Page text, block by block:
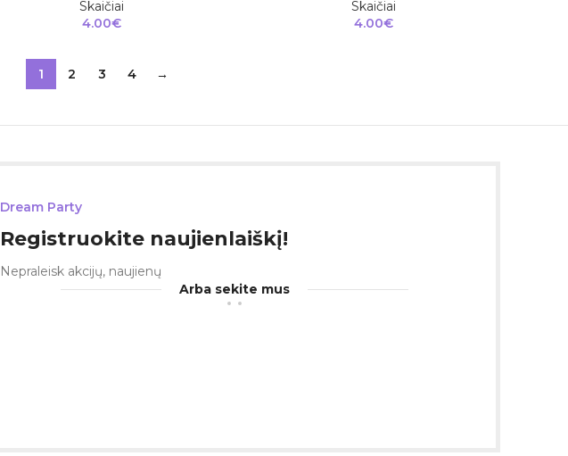
Skaičiai
4.00€
Skaičiai
4.00€
1 2 3 4 →
Dream Party
Registruokite naujienlaiškį!
Nepraleisk akcijų, naujienų
Arba sekite mus